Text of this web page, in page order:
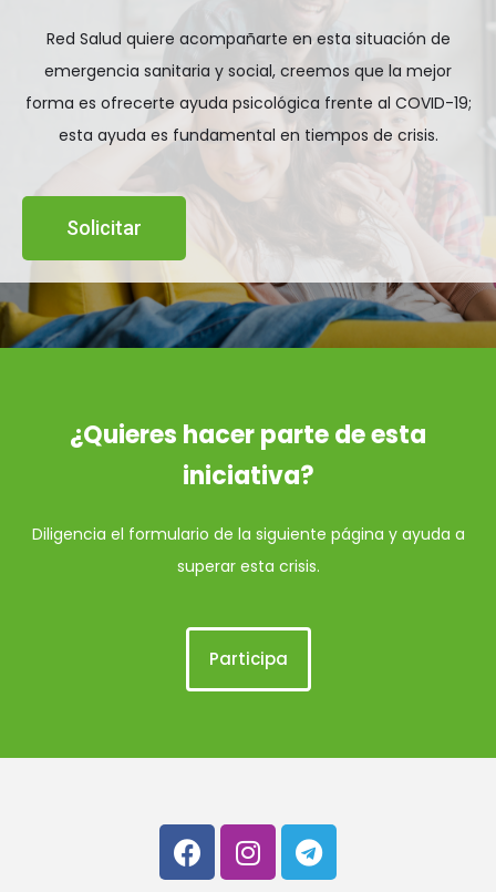
Red Salud quiere acompañarte en esta situación de
emergencia sanitaria y social, creemos que la mejor
forma es ofrecerte ayuda psicológica frente al COVID-19;
esta ayuda es fundamental en tiempos de crisis.
Solicitar
¿Quieres hacer parte de esta
iniciativa?
Diligencia el formulario de la siguiente página y ayuda a
superar esta crisis.
Participa